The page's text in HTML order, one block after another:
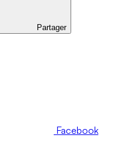
Partager
Facebook